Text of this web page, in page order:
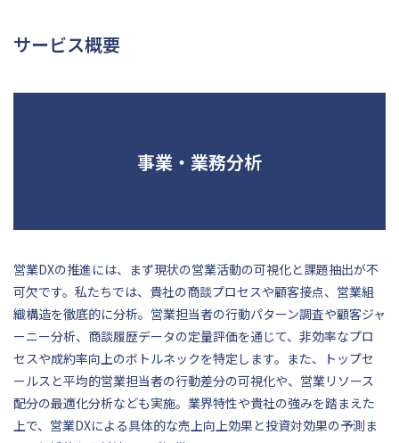
サービス概要
事業・業務分析
営業DXの推進には、まず現状の営業活動の可視化と課題抽出が不
可欠です。私たちでは、貴社の商談プロセスや顧客接点、営業組
織構造を徹底的に分析。営業担当者の行動パターン調査や顧客ジャ
ーニー分析、商談履歴データの定量評価を通じて、非効率なプロ
セスや成約率向上のボトルネックを特定します。また、トップセ
ールスと平均的営業担当者の行動差分の可視化や、営業リソース
配分の最適化分析なども実施。業界特性や貴社の強みを踏まえた
上で、営業DXによる具体的な売上向上効果と投資対効果の予測ま